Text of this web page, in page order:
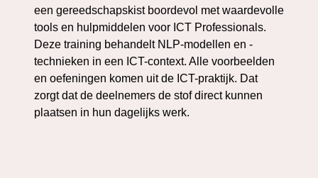
een gereedschapskist boordevol met waardevolle
tools en hulpmiddelen voor ICT Professionals.
Deze training behandelt NLP-modellen en -
technieken in een ICT-context. Alle voorbeelden
en oefeningen komen uit de ICT-praktijk. Dat
zorgt dat de deelnemers de stof direct kunnen
plaatsen in hun dagelijks werk.